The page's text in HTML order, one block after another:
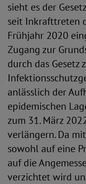
sieht es der
seit Inkrafttreten
Frühjahr 2020
Zugang zur
durch das Gesetz
anlässlich der
epidemischen
zum 31. März
verlängern. Da
sowohl auf eine
auf die
verzichtet wird